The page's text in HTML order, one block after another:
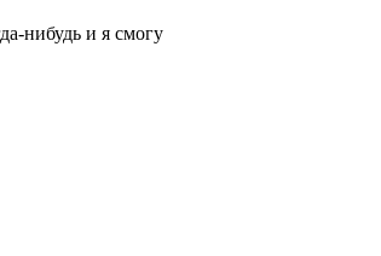
нибудь и я смогу